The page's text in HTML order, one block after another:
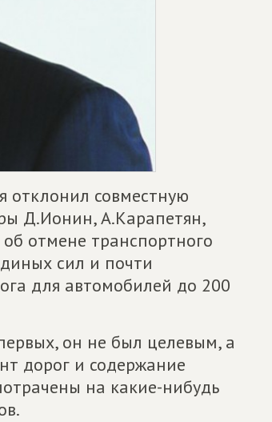
отклонил совместную
Д.Ионин, А.Карапетян,
отмене транспортного
сил и почти
для автомобилей до 200
он не был целевым, а
дорог и содержание
на какие-нибудь